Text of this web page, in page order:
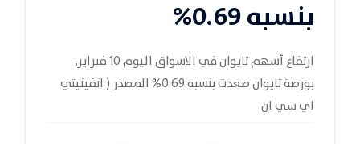
بنسبه 0.69%
ارتفاع أسهم تايوان في الاسواق اليوم 10 فبراير,
بورصة تايوان صعدت بنسبه 0.69% المصدر ( انفينيتي
اي سي ان